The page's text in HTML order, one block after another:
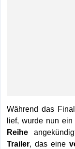
Während das
lief, wurde nun ein
Reihe
Trailer, das eine